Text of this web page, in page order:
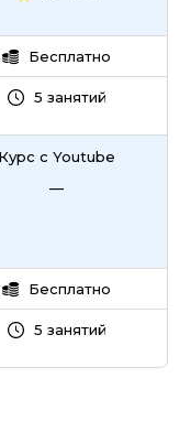
Бесплатно
5 занятий
Курс с Youtube
—
Бесплатно
5 занятий